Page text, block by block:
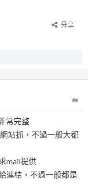
分享
常完整
站抓，不過一般大都
mail提供
連結，不過一般都是